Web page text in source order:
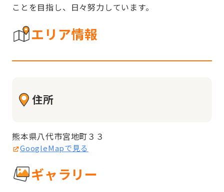
ことを目指し、日々努力しています。
エリア情報
住所
熊本県八代市宮地町３３
GoogleMapで見る
ギャラリー